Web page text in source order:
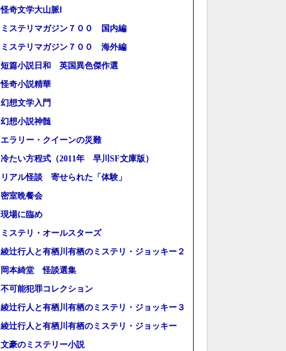
怪奇文学大山脈Ⅰ
ミステリマガジン７００ 国内編
ミステリマガジン７００ 海外編
短篇小説日和 英国異色傑作選
怪奇小説精華
幻想文学入門
幻想小説神髄
エラリー・クイーンの災難
冷たい方程式（2011年 早川SF文庫版）
リアル怪談 寄せられた「体験」
密室晩餐会
現場に臨め
ミステリ・オールスターズ
綾辻行人と有栖川有栖のミステリ・ジョッキー２
岡本綺堂 怪談選集
不可能犯罪コレクション
綾辻行人と有栖川有栖のミステリ・ジョッキー３
綾辻行人と有栖川有栖のミステリ・ジョッキー
文豪のミステリー小説